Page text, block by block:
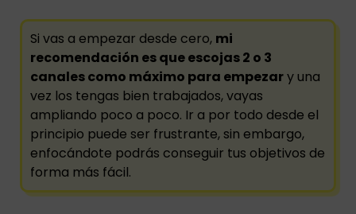
Si vas a empezar desde cero, mi
recomendación es que escojas 2 o 3
canales como máximo para empezary una
vez los tengas bien trabajados, vayas
ampliando poco a poco. Ir a por todo desde el
principio puede ser frustrante, sin embargo,
enfocándote podrás conseguir tus objetivos de
forma más fácil.